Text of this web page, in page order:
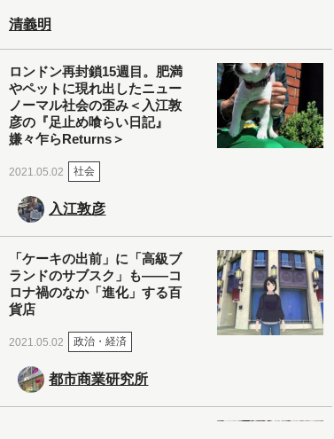
清義明
ロンドン再封鎖15週目。肥満
やペットに現れ出したニュー
ノーマル社会の歪み＜入江敦
彦の『足止め喰らい日記』
嫌々乍らReturns＞
2021.05.02 社会
入江敦彦
「ケーキの出前」に「高級ブ
ランドのサブスク」も――コ
ロナ禍のなか「進化」する百
貨店
2021.05.02 政治・経済
都市商業研究所